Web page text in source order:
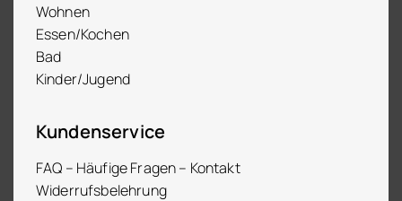
Wohnen
Essen/Kochen
Bad
Kinder/Jugend
Kundenservice
FAQ – Häufige Fragen – Kontakt
Widerrufsbelehrung